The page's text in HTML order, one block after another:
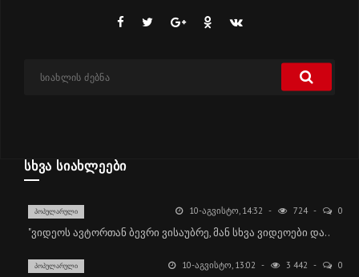
ᲡᲮᲕᲐ ᲡᲘᲐᲮᲚᲔᲔᲑᲘ
ᲞᲝᲞᲣᲚᲐᲠᲣᲚᲘ 10-ᲐᲒᲕᲘᲡᲢᲝ, 14:32 724 0
"ვიდეოს ავტორთან ბევრი ვისაუბრე, მან სხვა ვიდეოები და..
ᲞᲝᲞᲣᲚᲐᲠᲣᲚᲘ 10-ᲐᲒᲕᲘᲡᲢᲝ, 13:02 3 442 0